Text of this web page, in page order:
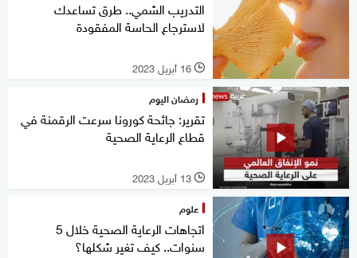
التدريب الشمي.. طرق تساعدك
لاسترجاع الحاسة المفقودة
l 16 أبريل 2023
رمضان اليوم
تقرير: جائحة كورونا سرعت الرقمنة في
قطاع الرعاية الصحية
l 13 أبريل 2023
علوم
اتجاهات الرعاية الصحية خلال 5
سنوات.. كيف تغير شكلها؟